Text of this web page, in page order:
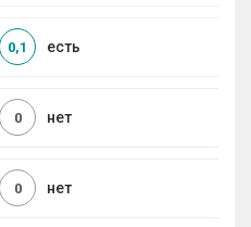
есть
0,1
нет
0
нет
0